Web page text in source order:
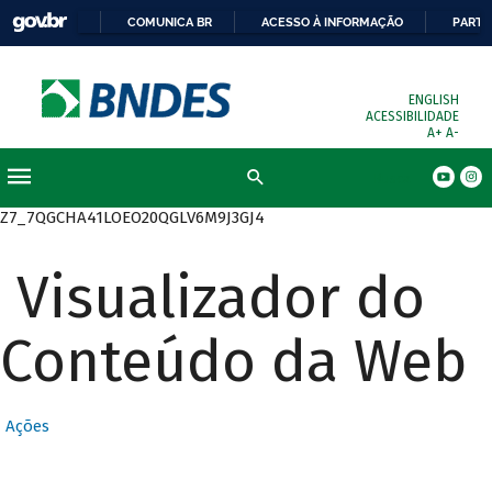
COMUNICA BR ACESSO À INFORMAÇÃO
ENGLISH
ACESSIBILIDADE
A+ A-
Z7_7QGCHA41LOEO20QGLV6M9J3GJ4
Visualizador do
Conteúdo da Web
Ações